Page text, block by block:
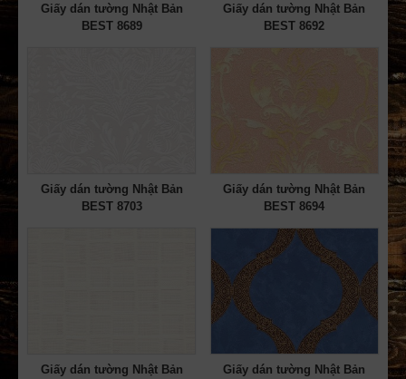
Giấy dán tường Nhật Bản
BEST 8689
Giấy dán tường Nhật Bản
BEST 8692
Giấy dán tường Nhật Bản
BEST 8703
Giấy dán tường Nhật Bản
BEST 8694
Giấy dán tường Nhật Bản
Giấy dán tường Nhật Bản